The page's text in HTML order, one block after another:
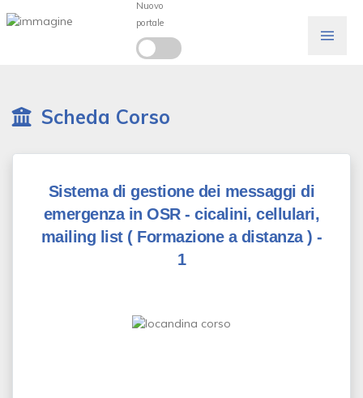
Scheda Corso
Sistema di gestione dei messaggi di
emergenza in OSR - cicalini, cellulari,
mailing list ( Formazione a distanza ) -
1